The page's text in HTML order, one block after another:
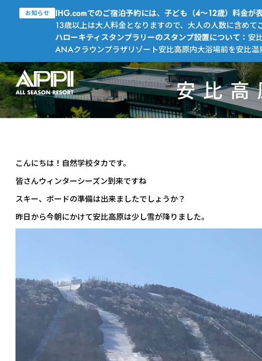
お知らせ IHG.comでのご宿泊予約には、子ども（4～12歳）料金が
13歳以上は大人料金となりますので、大人の人数に含めて
ハローキティスタンプラリーのスタンプ設置について：安
ANAクラウンプラザリゾート安比高原内大浴場前を安比
安比
こんにちは！自然学校タカです。
皆さんウィンターシーズン到来ですね
スキー、ボードの準備は出来ましたでしょうか？
昨日から今朝にかけて安比高原は少し雪が降りました。